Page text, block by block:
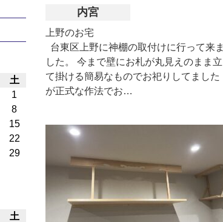
土
1
8
15
22
29
土
内宮
上野のお宅
台東区上野に神棚の取付けに行って来ま
した。 今まで壁にお札が丸見えのまま立
て掛ける簡易なものでお祀りしてました
が正式な作法でお…